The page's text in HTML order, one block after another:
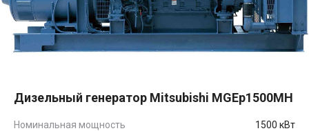
Дизельный генератор Mitsubishi MGEp1500MH
Номинальная мощность 1500 кВт